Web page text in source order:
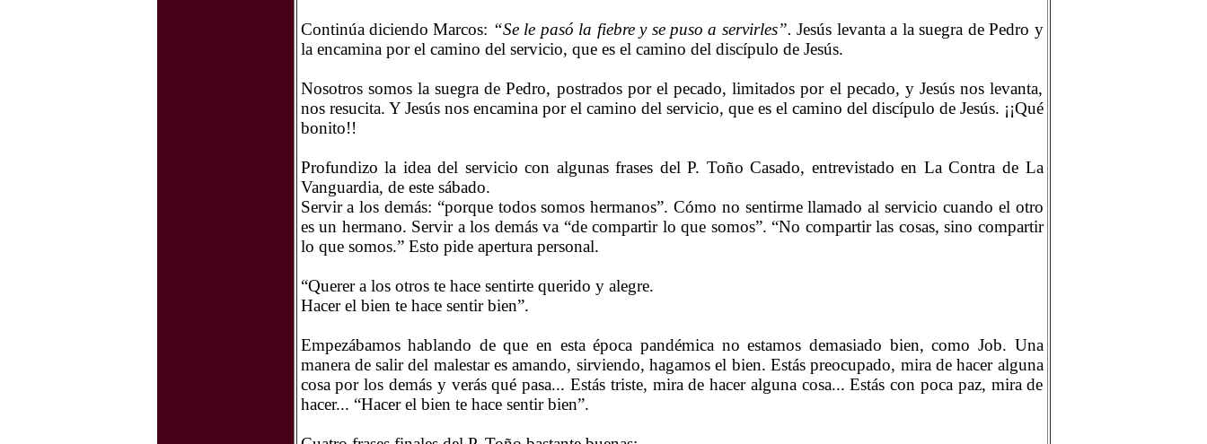
Continúa diciendo Marcos: “Se le pasó la fiebre y se puso a servirles”. Jesús levanta a la suegra de Pedro y
la encamina por el camino del servicio, que es el camino del discípulo de Jesús.
Nosotros somos la suegra de Pedro, postrados por el pecado, limitados por el pecado, y Jesús nos levanta,
nos resucita. Y Jesús nos encamina por el camino del servicio, que es el camino del discípulo de Jesús. ¡¡Qué
bonito!!
Profundizo la idea del servicio con algunas frases del P. Toño Casado, entrevistado en La Contra de La
Vanguardia, de este sábado.
Servir a los demás: “porque todos somos hermanos”. Cómo no sentirme llamado al servicio cuando el otro
es un hermano. Servir a los demás va “de compartir lo que somos”. “No compartir las cosas, sino compartir
lo que somos.” Esto pide apertura personal.
“Querer a los otros te hace sentirte querido y alegre.
Hacer el bien te hace sentir bien”.
Empezábamos hablando de que en esta época pandémica no estamos demasiado bien, como Job. Una
manera de salir del malestar es amando, sirviendo, hagamos el bien. Estás preocupado, mira de hacer alguna
cosa por los demás y verás qué pasa... Estás triste, mira de hacer alguna cosa... Estás con poca paz, mira de
hacer... “Hacer el bien te hace sentir bien”.